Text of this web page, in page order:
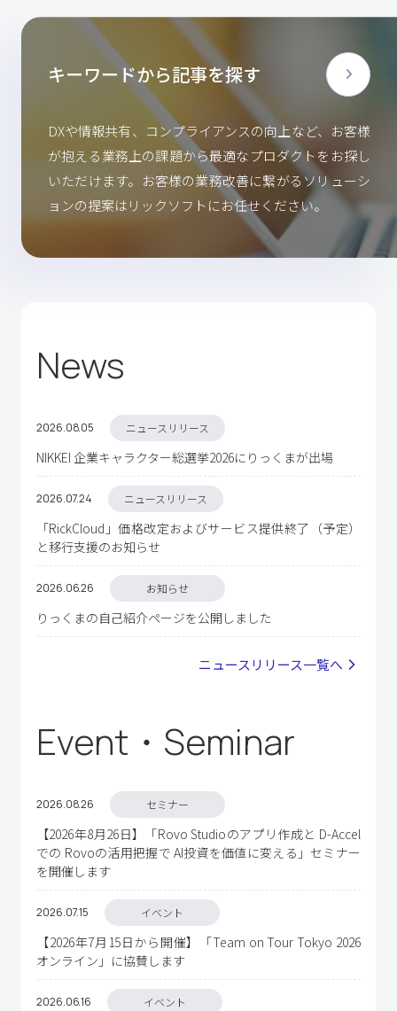
キーワードから記事を探す
DXや情報共有、コンプライアンスの向上など、お客様
が抱える業務上の課題から最適なプロダクトをお探し
いただけます。お客様の業務改善に繋がるソリューシ
ョンの提案はリックソフトにお任せください。
News
2026.0805 ニュースリリース
NIKKEI 企業キャラクター総選挙2026にりっくまが出場
2026.0724 ニュースリリース
「RickCloud」価格改定およびサービス提供終了（予定）
と移行支援のお知らせ
2026.0626 お知らせ
りっくまの自己紹介ページを公開しました
ニュースリリース一覧へ
Event・Seminar
2026.0826 セミナー
【2026年8月26日】「Rovo Studioのアプリ作成と D-Accel
での Rovoの活用把握で AI投資を価値に変える」セミナー
を開催します
2026.0715 イベント
【2026年7月15日から開催】「Team on Tour Tokyo 2026
オンライン」に協賛します
2026.0616 イベント